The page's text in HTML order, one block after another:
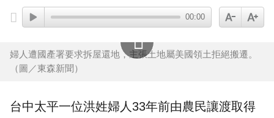
00:00
婦人遭國產署要求拆屋還地，主張土地屬美國領土拒絕搬遷。
（圖／東森新聞）
台中太平一位洪姓婦人 33年前由農民讓渡取得